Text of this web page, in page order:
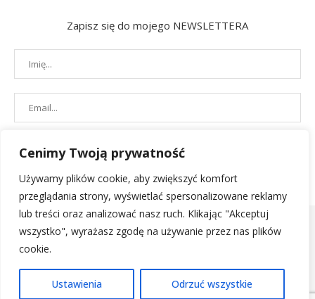
Cenimy Twoją prywatność
Używamy plików cookie, aby zwiększyć komfort
przeglądania strony, wyświetlać spersonalizowane reklamy
lub treści oraz analizować nasz ruch. Klikając "Akceptuj
wszystko", wyrażasz zgodę na używanie przez nas plików
cookie.
Ustawienia Odrzuć wszystkie
Zapisz się do mojego NEWSLETTERA
POLITYKA PRYWATNOŚCI REGULAMIN SKLEPU| 2019 - All Right
Reserved. Designed and Developed byPenciDesign